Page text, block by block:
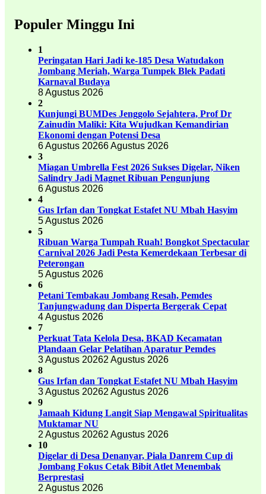
Populer Minggu Ini
1
Peringatan Hari Jadi ke-185 Desa Watudakon
Jombang Meriah, Warga Tumpek Blek Padati
Karnaval Budaya
8 Agustus 2026
2
Kunjungi BUMDes Jenggolo Sejahtera, Prof Dr
Zainudin Maliki: Kita Wujudkan Kemandirian
Ekonomi dengan Potensi Desa
6 Agustus 20266 Agustus 2026
3
Miagan Umbrella Fest 2026 Sukses Digelar, Niken
Salindry Jadi Magnet Ribuan Pengunjung
6 Agustus 2026
4
Gus Irfan dan Tongkat Estafet NU Mbah Hasyim
5 Agustus 2026
5
Ribuan Warga Tumpah Ruah! Bongkot Spectacular
Carnival 2026 Jadi Pesta Kemerdekaan Terbesar di
Peterongan
5 Agustus 2026
6
Petani Tembakau Jombang Resah, Pemdes
Tanjungwadung dan Disperta Bergerak Cepat
4 Agustus 2026
7
Perkuat Tata Kelola Desa, BKAD Kecamatan
Plandaan Gelar Pelatihan Aparatur Pemdes
3 Agustus 20262 Agustus 2026
8
Gus Irfan dan Tongkat Estafet NU Mbah Hasyim
3 Agustus 20262 Agustus 2026
9
Jamaah Kidung Langit Siap Mengawal Spiritualitas
Muktamar NU
2 Agustus 20262 Agustus 2026
10
Digelar di Desa Denanyar, Piala Danrem Cup di
Jombang Fokus Cetak Bibit Atlet Menembak
Berprestasi
2 Agustus 2026